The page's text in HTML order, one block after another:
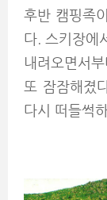
후반 캠핑족
다. 스키장에
내려오면서
또 잠잠해졌
다시 떠들썩